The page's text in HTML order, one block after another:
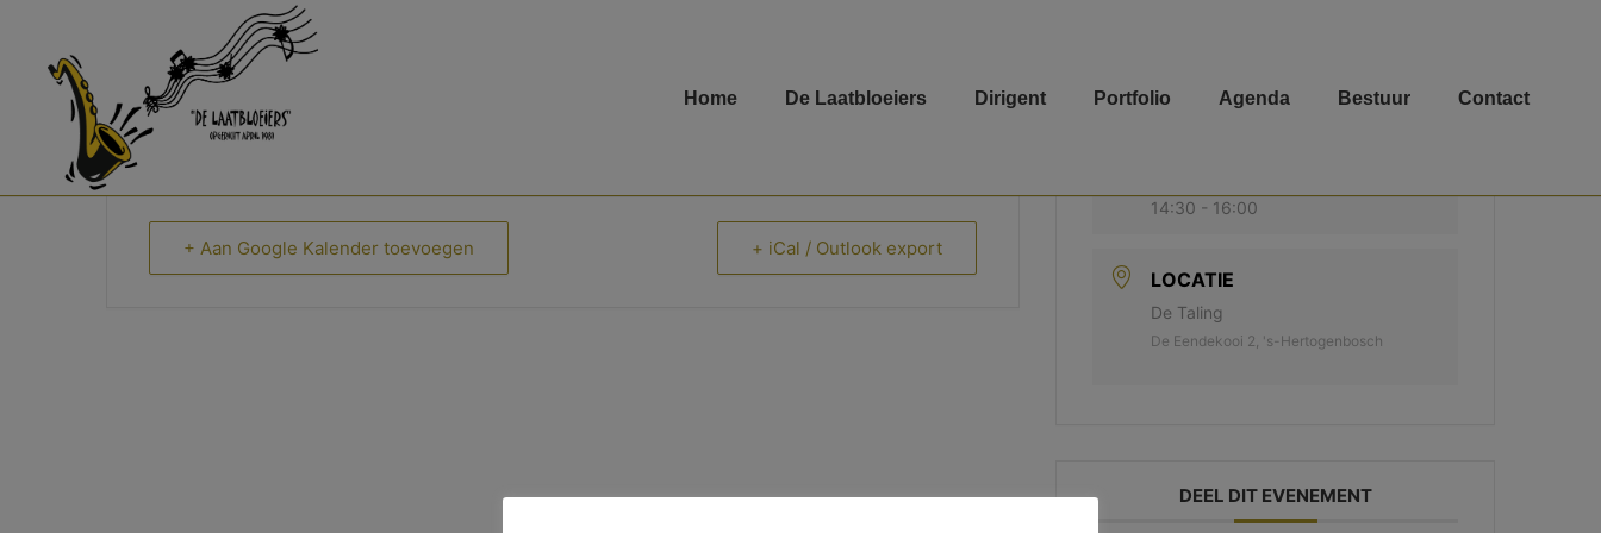
Home De Laatbloeiers Dirigent Portfolio Agenda Bestuur Contact
11-11 Bal in De Taling
+ Aan Google Kalender toevoegen + iCal / Outlook export
nov 11 2026
14:30 - 16:00
LOCATIE
De Taling
De Eendekooi 2, 's-Hertogenbosch
DEEL DIT EVENEMENT